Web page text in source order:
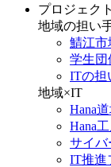
プロジェク
地域の担い
鯖江市
学生団
ITの担
地域×IT
Hana
Hana
サイバ
IT推進